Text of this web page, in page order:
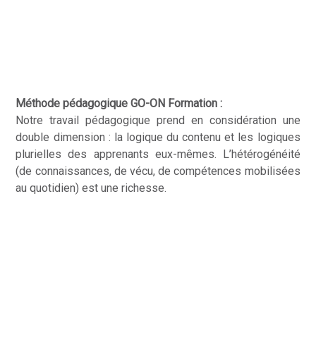
Méthode pédagogique GO-ON Formation :
Notre travail pédagogique prend en considération une
double dimension : la logique du contenu et les logiques
plurielles des apprenants eux-mêmes. L’hétérogénéité
(de connaissances, de vécu, de compétences mobilisées
au quotidien) est une richesse.